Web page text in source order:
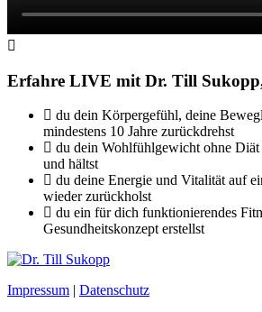
Erfahre LIVE mit Dr. Till
du dein Körpergefühl, deine
mindestens 10 Jahre zurückdrehst
du dein Wohlfühlgewicht ohne Diät
und hältst
du deine Energie und Vitalität auf
wieder zurückholst
du ein für dich funktionierendes
Gesundheitskonzept erstellst
Impressum | Datenschutz